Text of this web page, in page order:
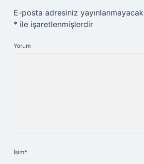
E-posta adresiniz
* ile işaretlenmişlerdir
Yorum
İsim*